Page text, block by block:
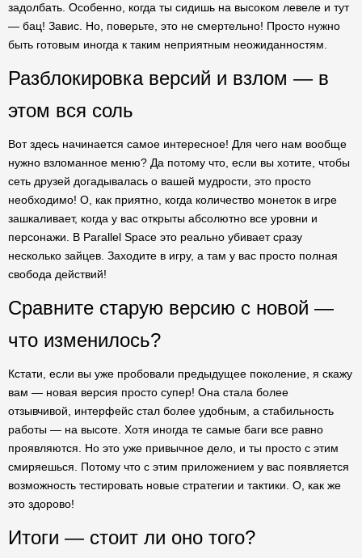
задолбать. Особенно, когда ты сидишь на высоком левеле и тут
— бац! Завис. Но, поверьте, это не смертельно! Просто нужно
быть готовым иногда к таким неприятным неожиданностям.
Разблокировка версий и взлом — в
этом вся соль
Вот здесь начинается самое интересное! Для чего нам вообще
нужно взломанное меню? Да потому что, если вы хотите, чтобы
сеть друзей догадывалась о вашей мудрости, это просто
необходимо! О, как приятно, когда количество монеток в игре
зашкаливает, когда у вас открыты абсолютно все уровни и
персонажи. В Parallel Space это реально убивает сразу
несколько зайцев. Заходите в игру, а там у вас просто полная
свобода действий!
Сравните старую версию с новой —
что изменилось?
Кстати, если вы уже пробовали предыдущее поколение, я скажу
вам — новая версия просто супер! Она стала более
отзывчивой, интерфейс стал более удобным, а стабильность
работы — на высоте. Хотя иногда те самые баги все равно
проявляются. Но это уже привычное дело, и ты просто с этим
смиряешься. Потому что с этим приложением у вас появляется
возможность тестировать новые стратегии и тактики. О, как же
это здорово!
Итоги — стоит ли оно того?